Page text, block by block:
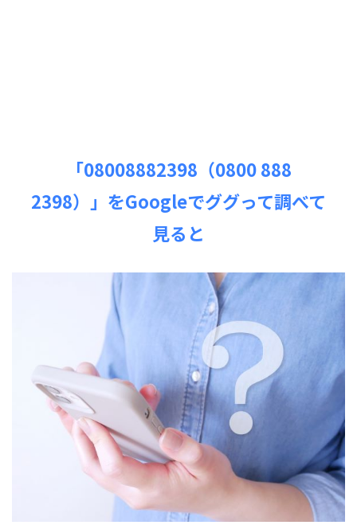
「08008882398（0800 888
2398）」をGoogleでググって調べて
見ると